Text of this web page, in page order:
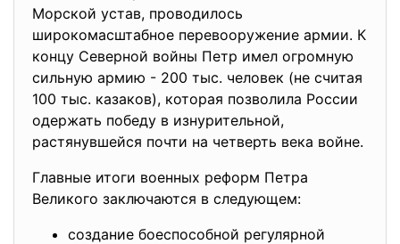
Морской устав, проводилось
широкомасштабное перевооружение армии. К
концу Северной войны Петр имел огромную
сильную армию - 200 тыс. человек (не считая
100 тыс. казаков), которая позволила России
одержать победу в изнурительной,
растянувшейся почти на четверть века войне.
Главные итоги военных реформ Петра
Великого заключаются в следующем:
создание боеспособной регулярной